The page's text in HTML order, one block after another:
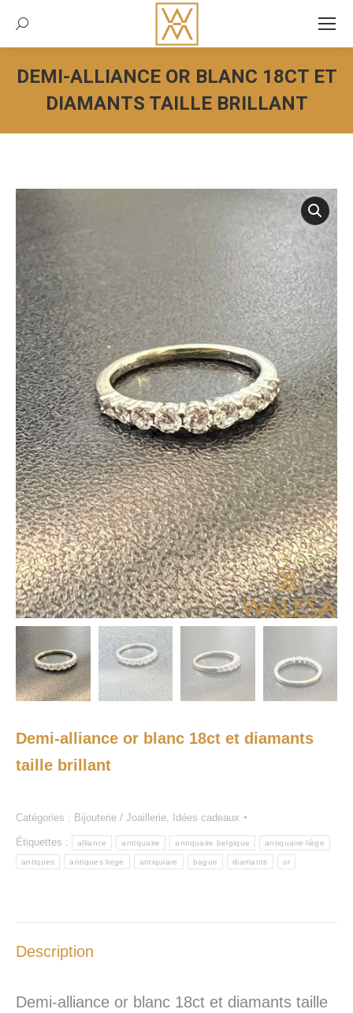
Recherche:
DEMI-ALLIANCE OR BLANC 18CT ET
DIAMANTS TAILLE BRILLANT
Vous êtes ici :
Demi-alliance or blanc 18ct et diamants
taille brillant
Catégories : Bijouterie / Joaillerie Idées cadeaux
Étiquettes : alliance antiquaire antiquaire belgique antiquaire liège
antiques antiques liege antiquiare bague diamants or
Description
Demi-alliance or blanc 18ct et diamants taille